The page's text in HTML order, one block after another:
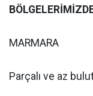
MARMARA
Parçalı ve az